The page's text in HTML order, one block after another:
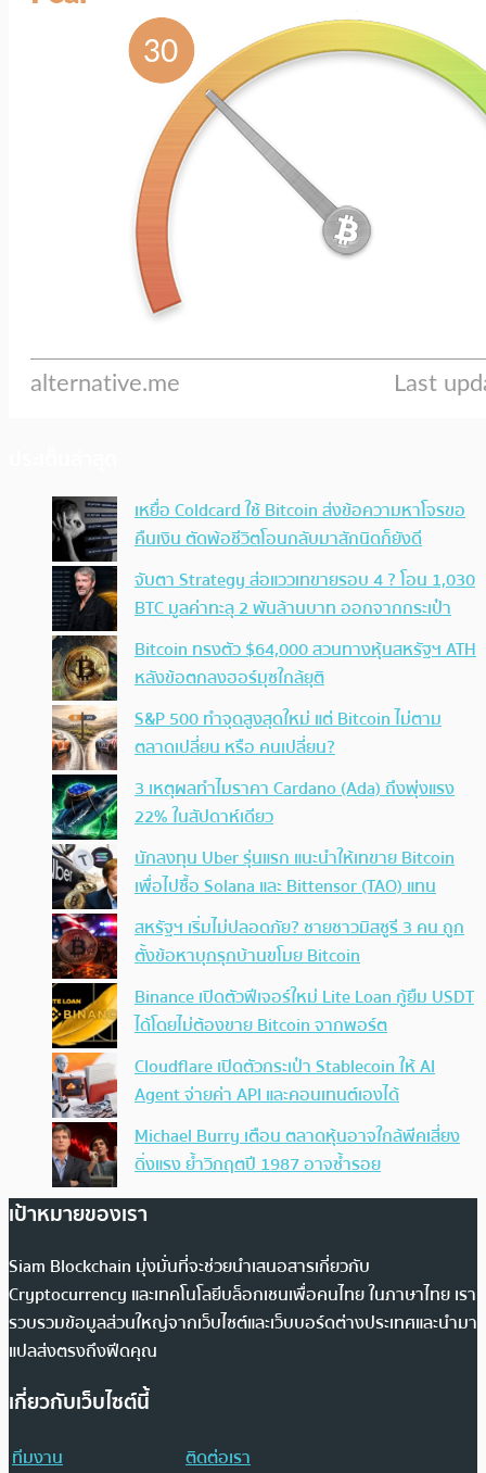
เหยื่อ Coldcard ใช้ Bitcoin ส่งข้อความหาโจรขอ
คืนเงิน ตัดพ้อชีวิตโอนกลับมาสักนิดก็ยังดี
จับตา Strategy ส่อแววเทขายรอบ 4 ? โอน 1,030
BTC มูลค่าทะลุ 2 พันล้านบาท ออกจากกระเป๋า
Bitcoin ทรงตัว $64,000 สวนทางหุ้นสหรัฐฯ ATH
หลังข้อตกลงฮอร์มุซใกล้ยุติ
S&P 500 ทำจุดสูงสุดใหม่ แต่ Bitcoin ไม่ตาม
ตลาดเปลี่ยน หรือ คนเปลี่ยน?
3 เหตุผลทำไมราคา Cardano (Ada) ถึงพุ่งแรง
22% ในสัปดาห์เดียว
นักลงทุน Uber รุ่นแรก แนะนำให้เทขาย Bitcoin
เพื่อไปซื้อ Solana และ Bittensor (TAO) แทน
สหรัฐฯ เริ่มไม่ปลอดภัย? ชายชาวมิสซูรี 3 คน ถูก
ตั้งข้อหาบุกรุกบ้านขโมย Bitcoin
Binance เปิดตัวฟีเจอร์ใหม่ Lite Loan กู้ยืม USDT
ได้โดยไม่ต้องขาย Bitcoin จากพอร์ต
Cloudflare เปิดตัวกระเป๋า Stablecoin ให้ AI
Agent จ่ายค่า API และคอนเทนต์เองได้
Michael Burry เตือน ตลาดหุ้นอาจใกล้พีคเสี่ยง
ดิ่งแรง ย้ำวิกฤตปี 1987 อาจซ้ำรอย
เป้าหมายของเรา
Siam Blockchain มุ่งมั่นที่จะช่วยนำเสนอสารเกี่ยวกับ
Cryptocurrency และเทคโนโลยีบล็อกเชนเพื่อคนไทย ในภาษาไทย เรา
รวบรวมข้อมูลส่วนใหญ่จากเว็บไซต์และเว็บบอร์ดต่างประเทศและนำมา
แปลส่งตรงถึงฟีดคุณ
เกี่ยวกับเว็บไซต์นี้
ทีมงาน
ติดต่อเรา